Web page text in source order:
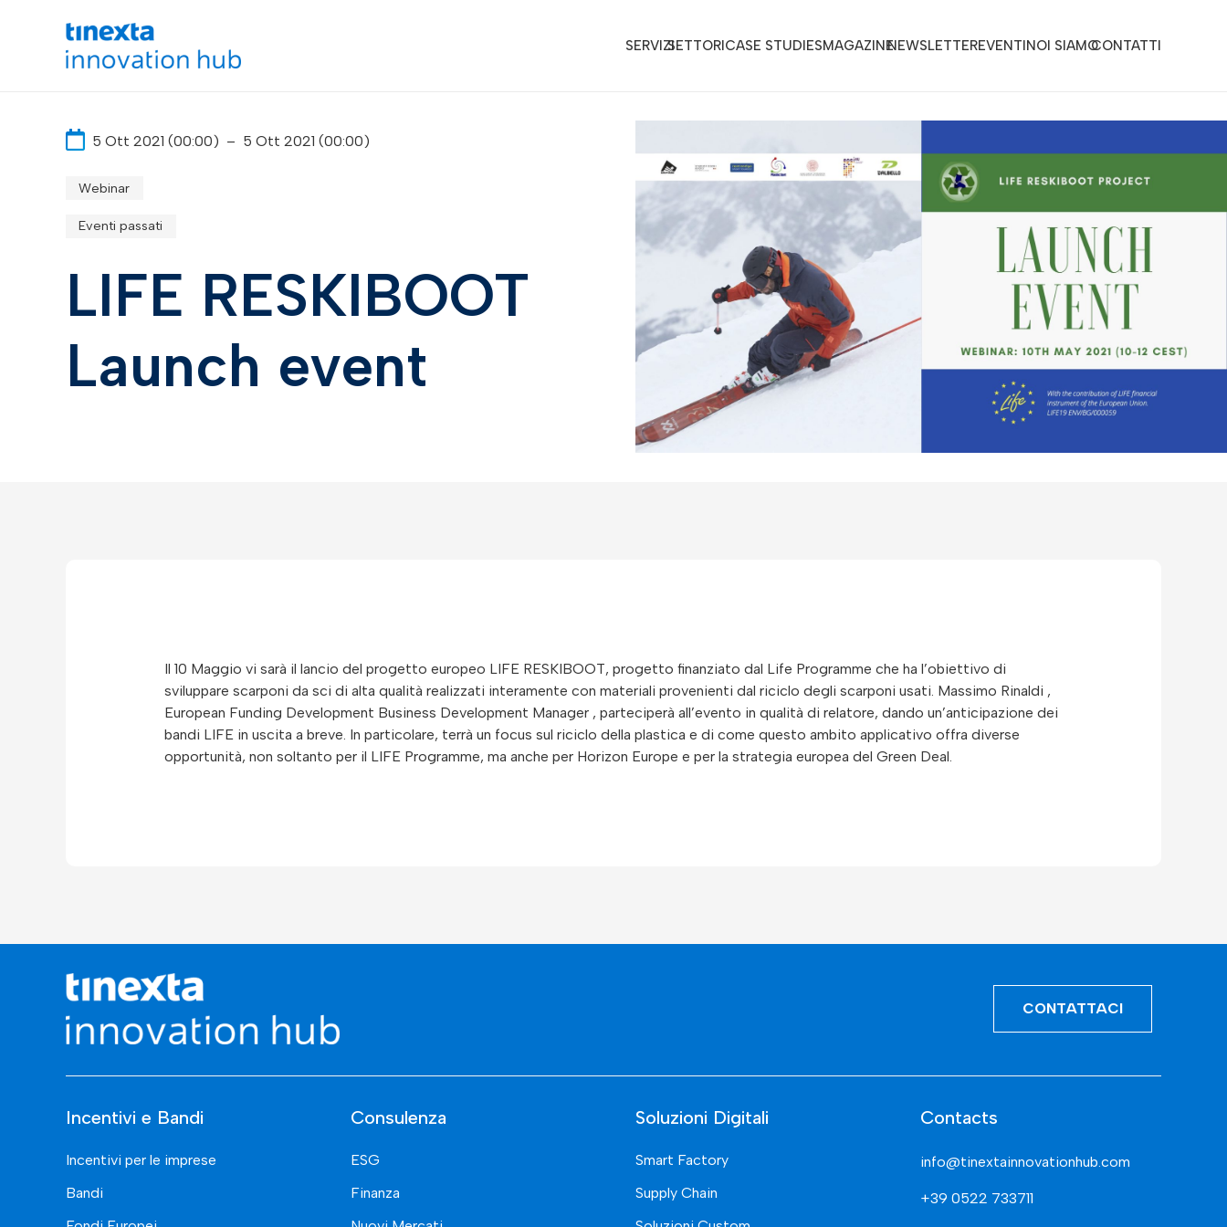
SERVIZISETTORICASE STUDIESMAGAZINENEWSLETTEREVENTINOI SIAMOCONTATTI
5 Ott 2021 (00:00) – 5 Ott 2021 (00:00)
Webinar
Eventi passati
LIFE RESKIBOOT
Launch event
Il 10 Maggio vi sarà il lancio del progetto europeo LIFE RESKIBOOT, progetto finanziato dal Life Programme che ha l’obiettivo di
sviluppare scarponi da sci di alta qualità realizzati interamente con materiali provenienti dal riciclo degli scarponi usati. Massimo Rinaldi ,
European Funding Development Business Development Manager , parteciperà all’evento in qualità di relatore, dando un’anticipazione dei
bandi LIFE in uscita a breve. In particolare, terrà un focus sul riciclo della plastica e di come questo ambito applicativo offra diverse
opportunità, non soltanto per il LIFE Programme, ma anche per Horizon Europe e per la strategia europea del Green Deal.
CONTATTACI
Incentivi e Bandi
Incentivi per le imprese
Bandi
Consulenza
ESG
Finanza
Soluzioni Digitali
Smart Factory
Supply Chain
Contacts
info@tinextainnovationhub.com
+39 0522 733711